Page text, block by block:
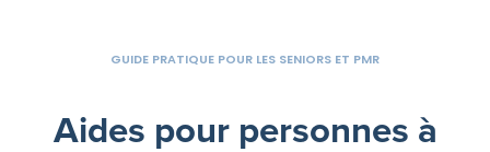
GUIDE PRATIQUE POUR LES SENIORS ET PMR
Aides pour personnes à